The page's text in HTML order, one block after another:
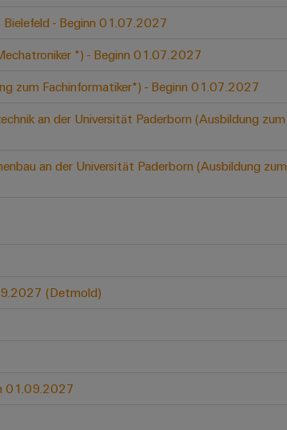
- Beginn 01.07.2027
*) - Beginn 01.07.2027
zum Fachinformatiker*) - Beginn 01.07.2027
an der Universität Paderborn (Ausbildung zum
an der Universität Paderborn (Ausbildung zum
(Detmold)
01.09.2027